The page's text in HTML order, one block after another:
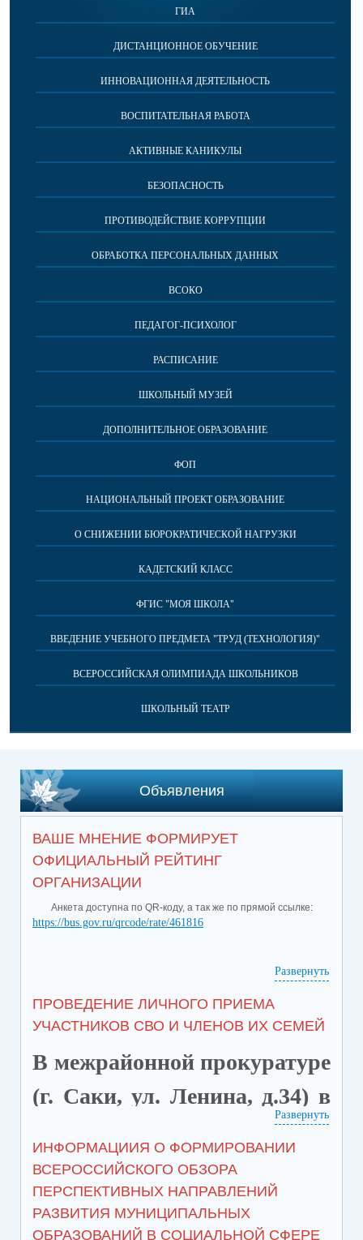
ГИА
ДИСТАНЦИОННОЕ ОБУЧЕНИЕ
ИННОВАЦИОННАЯ ДЕЯТЕЛЬНОСТЬ
ВОСПИТАТЕЛЬНАЯ РАБОТА
АКТИВНЫЕ КАНИКУЛЫ
БЕЗОПАСНОСТЬ
ПРОТИВОДЕЙСТВИЕ КОРРУПЦИИ
ОБРАБОТКА ПЕРСОНАЛЬНЫХ ДАННЫХ
ВСОКО
ПЕДАГОГ-ПСИХОЛОГ
РАСПИСАНИЕ
ШКОЛЬНЫЙ МУЗЕЙ
ДОПОЛНИТЕЛЬНОЕ ОБРАЗОВАНИЕ
ФОП
НАЦИОНАЛЬНЫЙ ПРОЕКТ ОБРАЗОВАНИЕ
О СНИЖЕНИИ БЮРОКРАТИЧЕСКОЙ НАГРУЗКИ
КАДЕТСКИЙ КЛАСС
ФГИС "МОЯ ШКОЛА"
ВВЕДЕНИЕ УЧЕБНОГО ПРЕДМЕТА "ТРУД (ТЕХНОЛОГИЯ)"
ВСЕРОССИЙСКАЯ ОЛИМПИАДА ШКОЛЬНИКОВ
ШКОЛЬНЫЙ ТЕАТР
Объявления
ВАШЕ МНЕНИЕ ФОРМИРУЕТ
ОФИЦИАЛЬНЫЙ РЕЙТИНГ
ОРГАНИЗАЦИИ
Анкета доступна по QR-коду, а так же по прямой ссылке:
https://bus.gov.ru/qrcode/rate/461816
Развернуть
ПРОВЕДЕНИЕ ЛИЧНОГО ПРИЕМА
УЧАСТНИКОВ СВО И ЧЛЕНОВ ИХ СЕМЕЙ
В межрайонной прокуратуре
(г. Саки, ул. Ленина, д.34) в
целях защиты и
восстановления прав
участников специальной
военной операции 14.05.2026
Развернуть
ИНФОРМАЦИИЯ О ФОРМИРОВАНИИ
ВСЕРОССИЙСКОГО ОБЗОРА
ПЕРСПЕКТИВНЫХ НАПРАВЛЕНИЙ
РАЗВИТИЯ МУНИЦИПАЛЬНЫХ
ОБРАЗОВАНИЙ В СОЦИАЛЬНОЙ СФЕРЕ